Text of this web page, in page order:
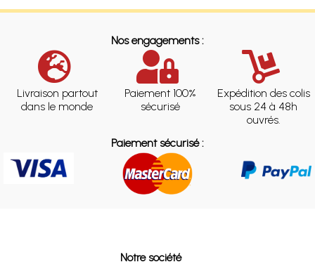
Nos engagements :
Livraison partout
dans le monde
Paiement 100%
sécurisé
Expédition des colis
sous 24 à 48h
ouvrés.
Paiement sécurisé :
Notre société